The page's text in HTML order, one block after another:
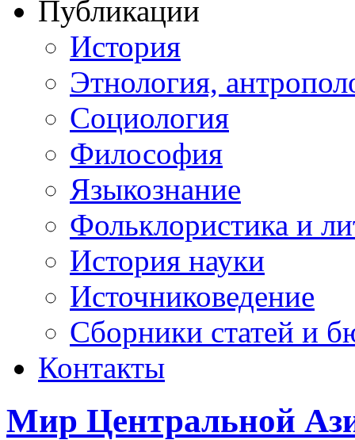
Публикации
История
Этнология,
Социология
Философия
Языкознание
Фольклористика и
История науки
Источниковедение
Cборники статей и
Контакты
Мир Центральной